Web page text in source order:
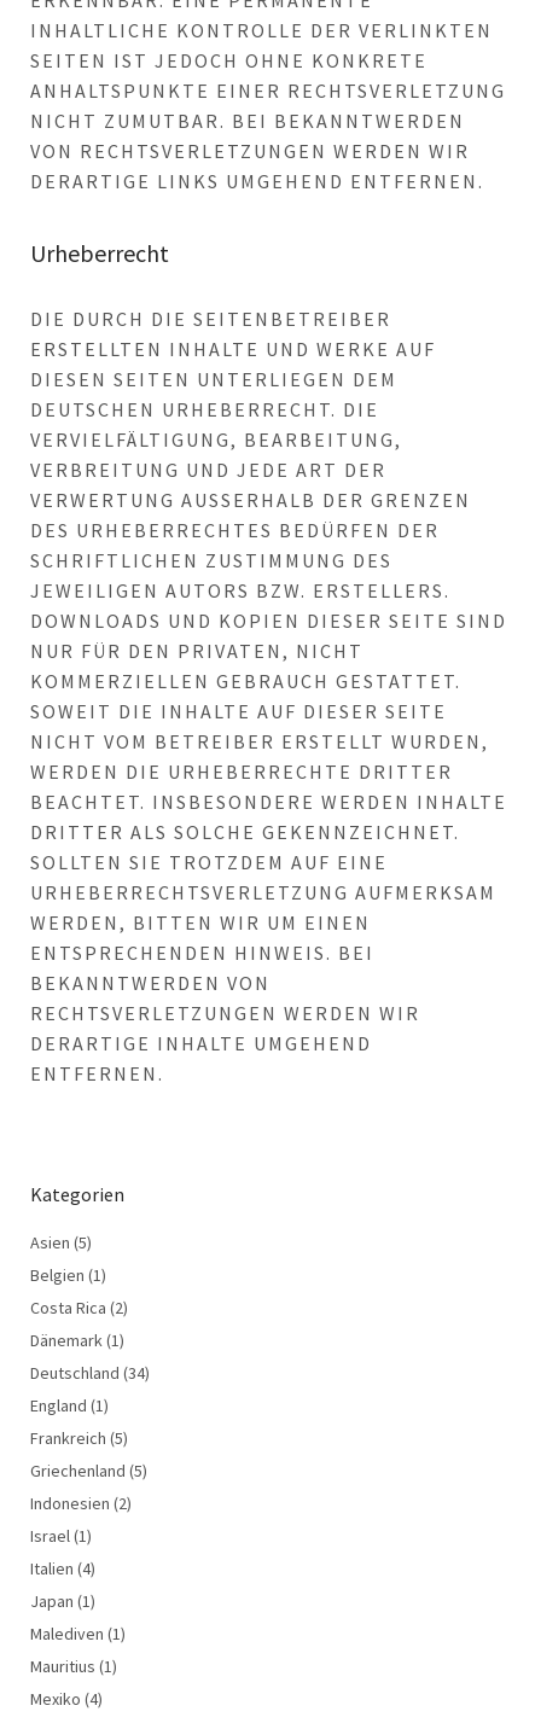
NHALTLICHE KONTROLLE DER VERLINKTEN S
EITEN IST JEDOCH OHNE KONKRETE A
NHALTSPUNKTE EINER RECHTSVERLETZUNG N
ICHT ZUMUTBAR. BEI BEKANNTWERDEN V
ON RECHTSVERLETZUNGEN WERDEN WIR D
ERARTIGE LINKS UMGEHEND ENTFERNEN.
Urheberrecht
DIE DURCH DIE SEITENBETREIBER
ERSTELLTEN INHALTE UND WERKE AUF
DIESEN SEITEN UNTERLIEGEN DEM
DEUTSCHEN URHEBERRECHT. DIE
VERVIELFÄLTIGUNG, BEARBEITUNG,
VERBREITUNG UND JEDE ART DER
VERWERTUNG AUSSERHALB DER GRENZEN D
ES URHEBERRECHTES BEDÜRFEN DER S
CHRIFTLICHEN ZUSTIMMUNG DES J
EWEILIGEN AUTORS BZW. ERSTELLERS. D
OWNLOADS UND KOPIEN DIESER SEITE SIND N
UR FÜR DEN PRIVATEN, NICHT K
OMMERZIELLEN GEBRAUCH GESTATTET. S
OWEIT DIE INHALTE AUF DIESER SEITE N
ICHT VOM BETREIBER ERSTELLT WURDEN, W
ERDEN DIE URHEBERRECHTE DRITTER B
EACHTET. INSBESONDERE WERDEN INHALTE D
RITTER ALS SOLCHE GEKENNZEICHNET. S
OLLTEN SIE TROTZDEM AUF EINE U
RHEBERRECHTSVERLETZUNG AUFMERKSAM W
ERDEN, BITTEN WIR UM EINEN E
NTSPRECHENDEN HINWEIS. BEI B
EKANNTWERDEN VON R
ECHTSVERLETZUNGEN WERDEN WIR D
ERARTIGE INHALTE UMGEHEND E
NTFERNEN.
Kategorien
Asien (5)
Belgien (1)
Costa Rica (2)
Dänemark(1)
Deutschland (34)
England (1)
Frankreich (5)
Griechenland (5)
Indonesien (2)
Israel(1)
Italien (4)
Japan (1)
Malediven (1)
Mauritius (1)
Mexiko (4)